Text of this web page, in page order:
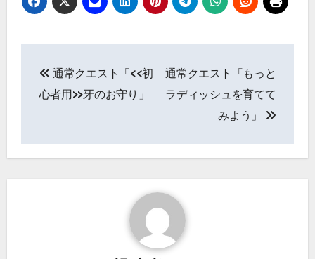
稿
ビ
通常クエスト「<<初
心者用>>牙のお守り」
通常クエスト「もっと
ラディッシュを育てて
みよう」